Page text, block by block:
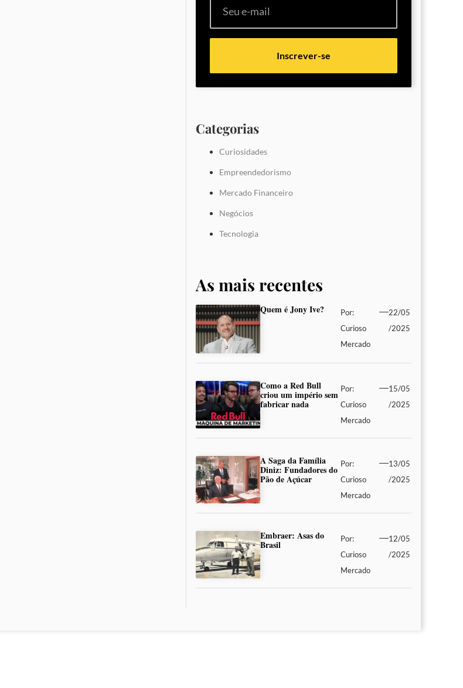
Inscrever-se
Categorias
Curiosidades
Empreendedorismo
Mercado Financeiro
Negócios
Tecnologia
As mais recentes
Quem é Jony Ive?
Por:
Curioso
Mercado
22/05
/2025
Como a Red Bull
criou um império sem
fabricar nada
Por:
Curioso
Mercado
15/05
/2025
A Saga da Família
Diniz: Fundadores do
Pão de Açúcar
Por:
Curioso
Mercado
13/05
/2025
Embraer: Asas do
Brasil
Por:
Curioso
Mercado
12/05
/2025